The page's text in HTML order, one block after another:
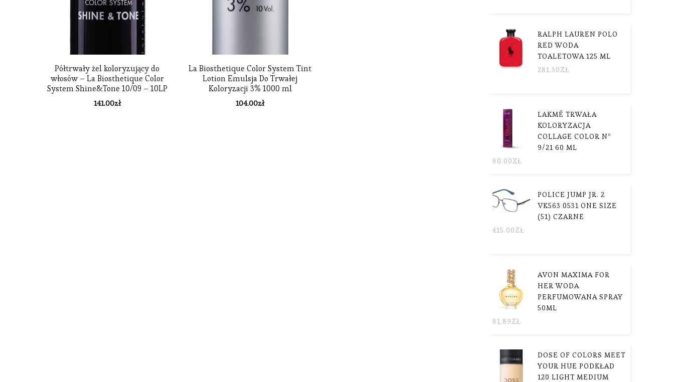
Półtrwały żel koloryzujący do
włosów – La Biosthetique Color
System Shine&Tone 10/09 – 10LP
141.00zł
La Biosthetique Color System Tint
Lotion Emulsja Do Trwałej
Koloryzacji 3% 1000 ml
104.00zł
RALPH LAUREN POLO
RED WODA
TOALETOWA 125 ML
281.30ZŁ
LAKMÉ TRWAŁA
KOLORYZACJA
COLLAGE COLOR Nº
9/21 60 ML
80.00ZŁ
POLICE JUMP JR. 2
VK563 0531 ONE SIZE
(51) CZARNE
415.00ZŁ
AVON MAXIMA FOR
HER WODA
PERFUMOWANA SPRAY
50ML
81.89ZŁ
DOSE OF COLORS MEET
YOUR HUE PODKŁAD
120 LIGHT MEDIUM